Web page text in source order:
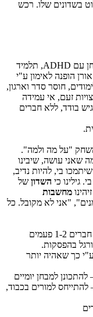
בשדונים שלו. רכש
אורן, ילד בן 11 עם מוגבלות קלה בראייה, מאובחן עם ADHD, תלמיד
הופנה לאימון ע"י
חוסר סדר וארגון,
זעם, אי עמידה
בודד, ללא חברים
"על מה ולמה".
שאני עושה, שיבינו
בי, להיות נדיב,
גילינו כי השדון של
מחשבות
"אני לא מקובל. כל
כלומר להיפגש עם חברים 1-2 פעמים
בהפסקות.
ע"י כך שאהיה יותר
למבחן יומיים
למורים בכבוד,